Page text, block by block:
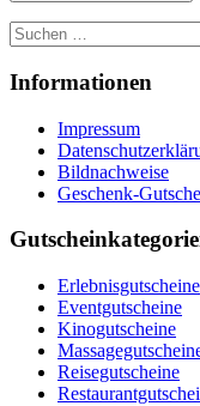
Suche
nach:
Informationen
Impressum
Bildnachweise
Geschenk-
Erlebnisgutscheine
Eventgutscheine
Kinogutscheine
Reisegutscheine